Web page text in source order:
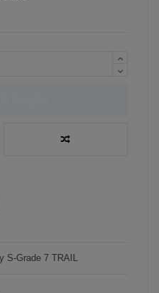
S-Grade 7 TRAIL